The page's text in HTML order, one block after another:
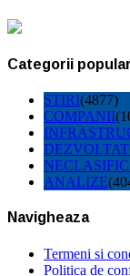
Categorii
STIRI(4877)
COMPANII
ANALIZE
Navigheaza
Termeni si
Politica de